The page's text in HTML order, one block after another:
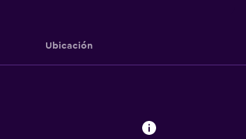
Ubicación